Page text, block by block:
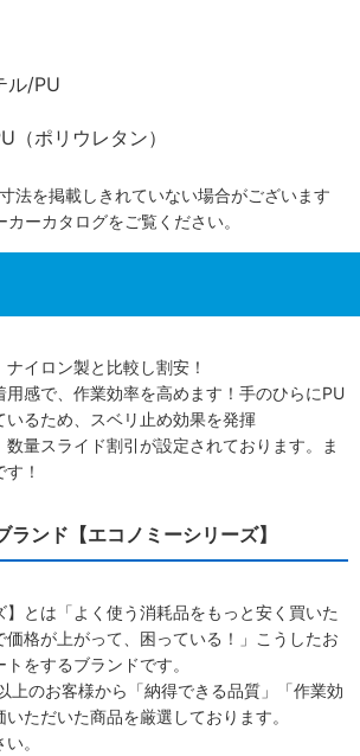
ル/PU
（ポリウレタン）
法を掲載しきれていない場合がございます
カーカタログをご覧ください。
ナイロン製と比較し割安！
用感で、作業効率を高めます！手のひらにPU
いるため、スベリ止め効果を発揮
数量スライド割引が設定されております。ま
！
ランド【エコノミーシリーズ】
】とは「よく使う消耗品をもっと安く買いた
価格が上がって、困っている！」こうしたお
をするブランドです。
上のお客様から「納得できる品質」「作業効
ただいた商品を厳選しております。
。